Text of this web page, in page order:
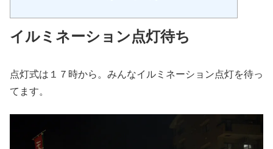
イルミネーション点灯待ち
点灯式は１７時から。みんなイルミネーション点灯を待っ
てます。